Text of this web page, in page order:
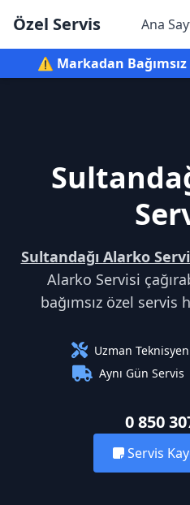
Özel Servis Ana
⚠️ Markadan
Sultandağı Alarko
Alarko Servisi
bağımsız özel
Uzman
Aynı Gün Servis
0 850
Servis